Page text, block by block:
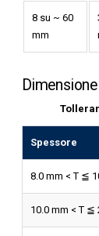
8 su ~ 60
mm
Spessore
8.0 mm < T ≦
10.0 mm < T ≦